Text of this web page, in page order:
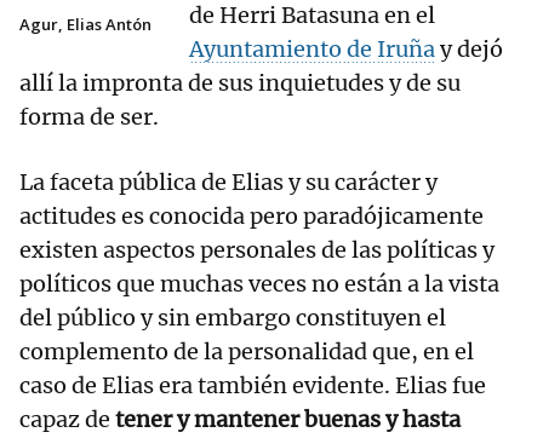
Agur, Elias Antón
de Herri Batasuna en el
Ayuntamiento de Iruñay dejó
allí la impronta de sus inquietudes y de su
forma de ser.
La faceta pública de Elias y su carácter y
actitudes es conocida pero paradójicamente
existen aspectos personales de las políticas y
políticos que muchas veces no están a la vista
del público y sin embargo constituyen el
complemento de la personalidad que, en el
caso de Elias era también evidente. Elias fue
capaz de tener y mantener buenas y hasta